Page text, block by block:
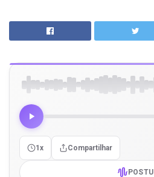
1x Compartilhar
POSTU